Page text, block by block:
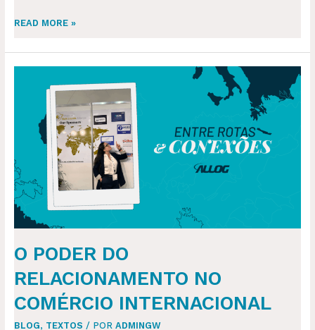
READ MORE »
O PODER DO
RELACIONAMENTO NO
COMÉRCIO INTERNACIONAL
BLOG, TEXTOS / POR ADMINGW
RELACIONAMENTO
COMÉRCIO
INTERNACIONAL